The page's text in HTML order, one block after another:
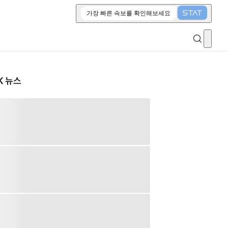
가장 빠른 속보를 확인해보세요
뉴스